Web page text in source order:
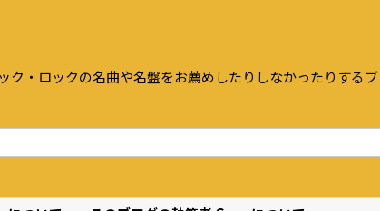
ク・ロックの名曲や名盤をお薦めしたりしなかったりする